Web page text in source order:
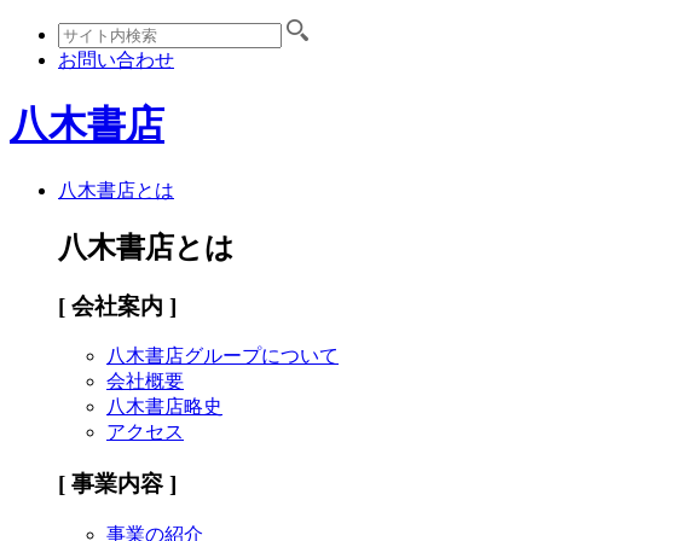
お問い合わせ
八木書店
八木書店とは
八木書店とは
[ 会社案内 ]
八木書店グループについて
会社概要
八木書店略史
アクセス
[ 事業内容 ]
事業の紹介